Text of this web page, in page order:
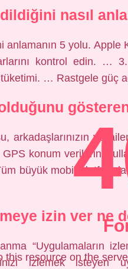
nasıl
anlamanın 5 yolu. Apple
kontrol edin. …
… Rastgele güç
arkadaşlarınızın ve
konum verilerini
büyük mobil
izin ver ne
“Uygulamaların
izlemek isteyen
this resource on the